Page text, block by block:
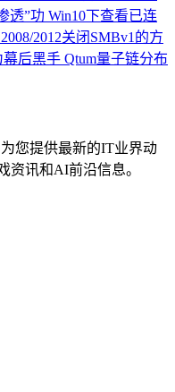
透”功 Win10下查看已连
2012关闭SMBv1的方
幕后黑手 Qtum量子链分布
您提供最新的IT业界动
资讯和AI前沿信息。